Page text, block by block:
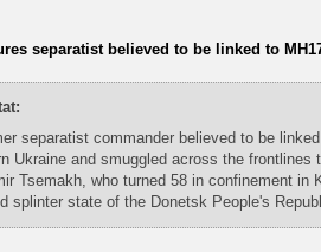
separatist believed to be linked to
separatist commander believed to be
Ukraine and smuggled across the frontlines
Tsemakh, who turned 58 in confinement in
splinter state of the Donetsk People's